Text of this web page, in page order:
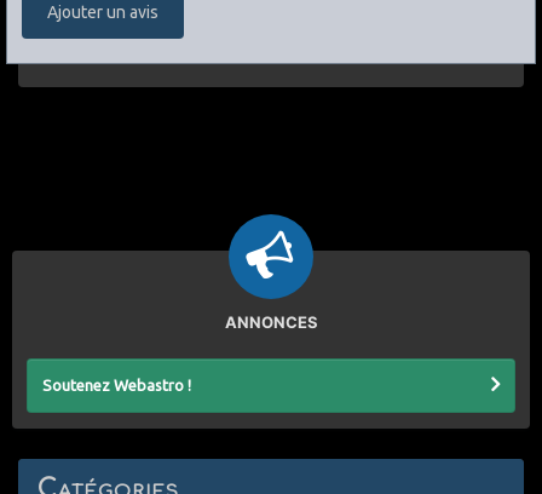
Ajouter un avis
ANNONCES
Soutenez Webastro !